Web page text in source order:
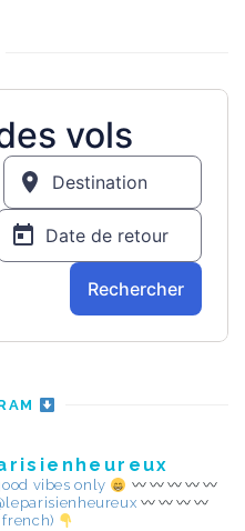
vibes only